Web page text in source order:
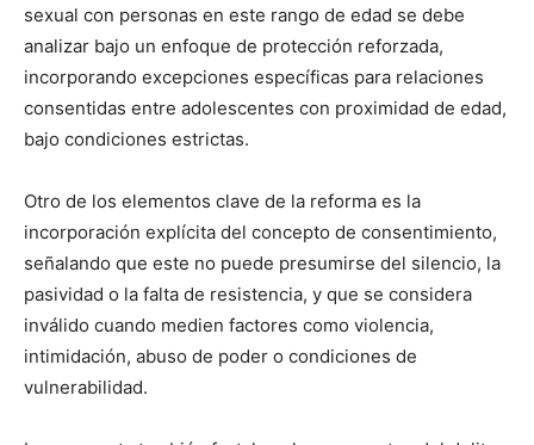
sexual con personas en este rango de edad se debe
analizar bajo un enfoque de protección reforzada,
incorporando excepciones específicas para relaciones
consentidas entre adolescentes con proximidad de edad,
bajo condiciones estrictas.
Otro de los elementos clave de la reforma es la
incorporación explícita del concepto de consentimiento,
señalando que este no puede presumirse del silencio, la
pasividad o la falta de resistencia, y que se considera
inválido cuando medien factores como violencia,
intimidación, abuso de poder o condiciones de
vulnerabilidad.